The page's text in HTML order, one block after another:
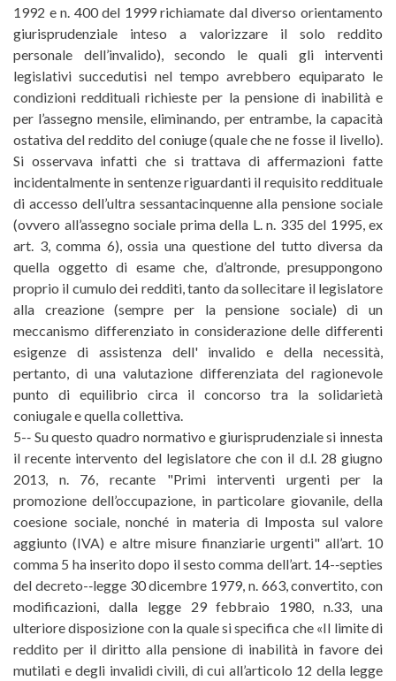
1992 e n. 400 del 1999 richiamate dal diverso orientamento
giurisprudenziale inteso a valorizzare il solo reddito
personale dell’invalido), secondo le quali gli interventi
legislativi succedutisi nel tempo avrebbero equiparato le
condizioni reddituali richieste per la pensione di inabilità e
per l’assegno mensile, eliminando, per entrambe, la capacità
ostativa del reddito del coniuge (quale che ne fosse il livello).
Si osservava infatti che si trattava di affermazioni fatte
incidentalmente in sentenze riguardanti il requisito reddituale
di accesso dell’ultra sessantacinquenne alla pensione sociale
(ovvero all’assegno sociale prima della L. n. 335 del 1995, ex
art. 3, comma 6), ossia una questione del tutto diversa da
quella oggetto di esame che, d’altronde, presuppongono
proprio il cumulo dei redditi, tanto da sollecitare il legislatore
alla creazione (sempre per la pensione sociale) di un
meccanismo differenziato in considerazione delle differenti
esigenze di assistenza dell' invalido e della necessità,
pertanto, di una valutazione differenziata del ragionevole
punto di equilibrio circa il concorso tra la solidarietà
coniugale e quella collettiva.
5-­‐ Su questo quadro normativo e giurisprudenziale si innesta
il recente intervento del legislatore che con il d.l. 28 giugno
2013, n. 76, recante "Primi interventi urgenti per la
promozione dell’occupazione, in particolare giovanile, della
coesione sociale, nonché in materia di Imposta sul valore
aggiunto (IVA) e altre misure finanziarie urgenti" all’art. 10
comma 5 ha inserito dopo il sesto comma dell’art. 14-­‐septies
del decreto-­‐legge 30 dicembre 1979, n. 663, convertito, con
modificazioni, dalla legge 29 febbraio 1980, n.33, una
ulteriore disposizione con la quale si specifica che «Il limite di
reddito per il diritto alla pensione di inabilità in favore dei
mutilati e degli invalidi civili, di cui all’articolo 12 della legge